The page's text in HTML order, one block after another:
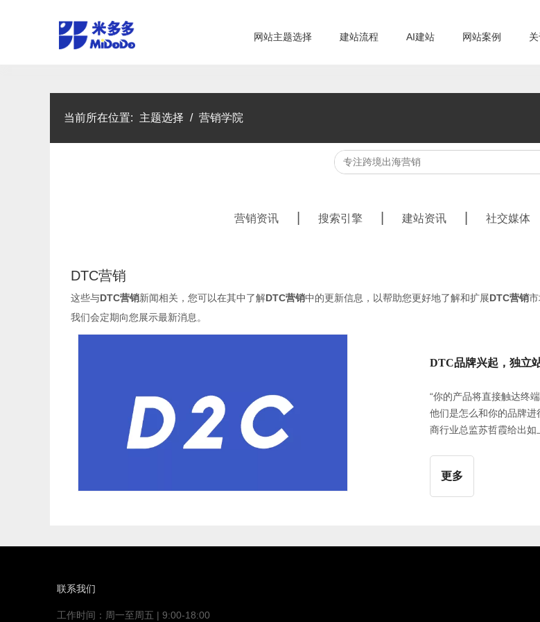
网站主题选择 建站流程 AI建站 网站案例
当前所在位置: 主题选择 / 营销学院
营销资讯 搜索引擎 建站资讯 社交媒体
DTC营销
这些与DTC营销新闻相关，您可以在其中了解DTC营销中的更新信息，以帮助您更好地了解和扩展DTC营销
我们会定期向您展示最新消息。
DTC品牌兴起，独立
“你的产品将直接触达终
他们是怎么和你的品牌
商行业总监苏哲霞给出如
类中，占有12%的市场
市场份额。其中，床垫品
更多
联系我们
工作时间：周一至周五 | 9:00-18:00